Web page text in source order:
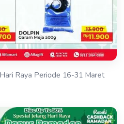
Raya Periode 16-31 Maret